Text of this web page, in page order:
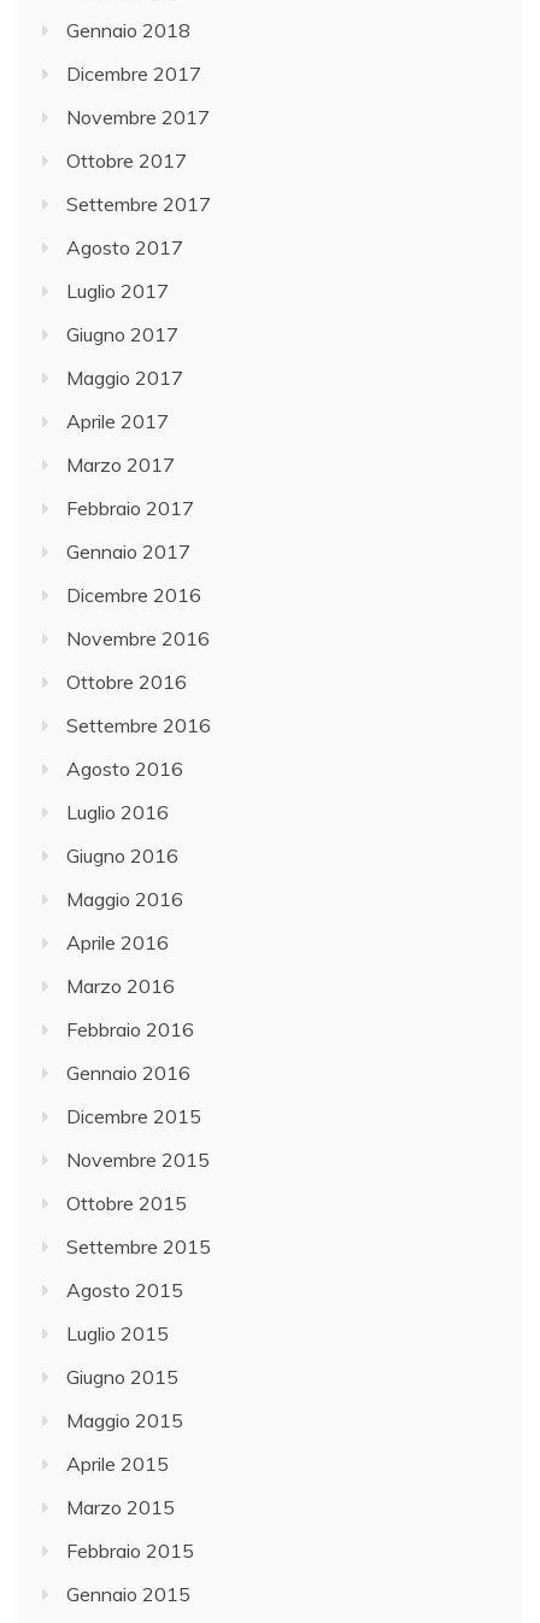
Gennaio 2018
Dicembre 2017
Novembre 2017
Ottobre 2017
Settembre 2017
Agosto 2017
Luglio 2017
Giugno 2017
Maggio 2017
Aprile 2017
Marzo 2017
Febbraio 2017
Gennaio 2017
Dicembre 2016
Novembre 2016
Ottobre 2016
Settembre 2016
Agosto 2016
Luglio 2016
Giugno 2016
Maggio 2016
Aprile 2016
Marzo 2016
Febbraio 2016
Gennaio 2016
Dicembre 2015
Novembre 2015
Ottobre 2015
Settembre 2015
Agosto 2015
Luglio 2015
Giugno 2015
Maggio 2015
Aprile 2015
Marzo 2015
Febbraio 2015
Gennaio 2015